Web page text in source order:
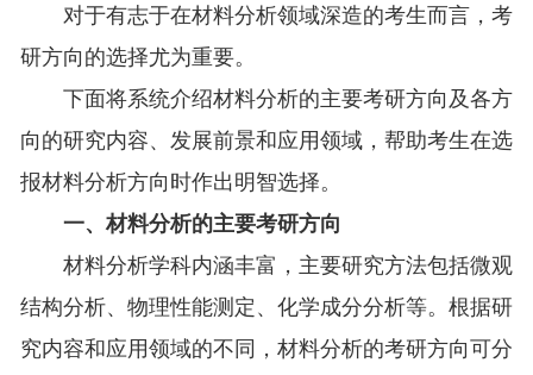
对于有志于在材料分析领域深造的考生而言，考
研方向的选择尤为重要。
下面将系统介绍材料分析的主要考研方向及各方
向的研究内容、发展前景和应用领域，帮助考生在选
报材料分析方向时作出明智选择。
一、材料分析的主要考研方向
材料分析学科内涵丰富，主要研究方法包括微观
结构分析、物理性能测定、化学成分分析等。根据研
究内容和应用领域的不同，材料分析的考研方向可分